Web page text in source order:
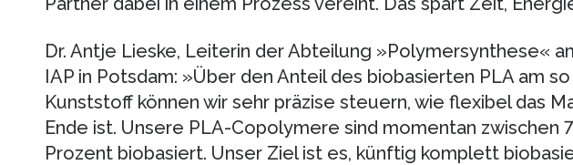
Dr. Antje Lieske, Leiterin der Abteilung »Polymersynthese«
IAP in Potsdam: »Über den Anteil des biobasierten PLA am
Kunststoff können wir sehr präzise steuern, wie flexibel das
Ende ist. Unsere PLA-Copolymere sind momentan zwischen
Prozent biobasiert. Unser Ziel ist es, künftig komplett